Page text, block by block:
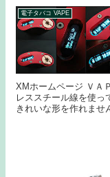
電子タバコ VAPE
XMホームページ ＶＡＰＥのコイルを巻く練習をしています ステン
レススチール線を使って
きれいな形を作れませ